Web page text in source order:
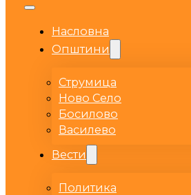
Насловна
Општини
Струмица
Ново Село
Босилово
Василево
Вести
Политика